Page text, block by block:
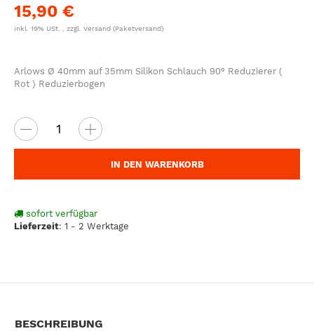
15,90 €
inkl. 19% USt. , zzgl. Versand (Paketversand)
Arlows Ø 40mm auf 35mm Silikon Schlauch 90° Reduzierer (
Rot ) Reduzierbogen
IN DEN WARENKORB
sofort verfügbar
Lieferzeit: 1 - 2 Werktage
BESCHREIBUNG